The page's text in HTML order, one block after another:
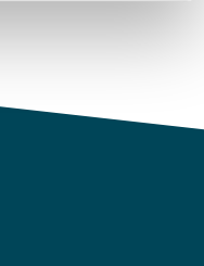
sitio web con
publicidad y análisis